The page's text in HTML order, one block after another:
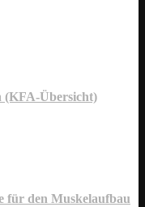
(KFA-Übersicht)
für den Muskelaufbau